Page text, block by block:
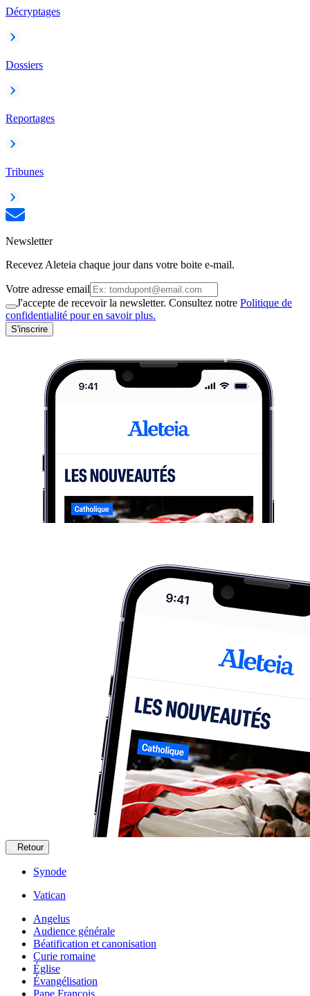
Décryptages
Dossiers
Reportages
Tribunes
Newsletter
Recevez Aleteia chaque jour dans votre boite e-mail.
Votre adresse email
J'accepte de recevoir la newsletter. Consultez notre Politique de
confidentialité pour en savoir plus.
S'inscrire
Retour
Synode
Vatican
Angelus
Audience générale
Béatification et canonisation
Curie romaine
Église
Évangélisation
Pape François